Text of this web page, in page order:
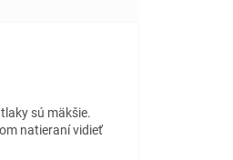
sú mäkšie.
natieraní vidieť